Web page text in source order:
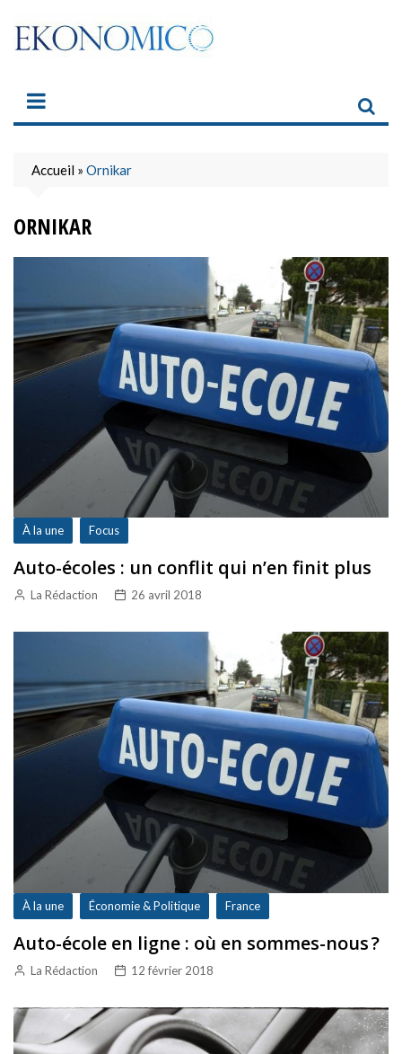
content
Accueil » Ornikar
ORNIKAR
À la une Focus
Auto-écoles : un conflit qui n’en finit plus
La Rédaction 26 avril 2018
À la une Économie & Politique France
Auto-école en ligne : où en sommes-nous ?
La Rédaction 12 février 2018